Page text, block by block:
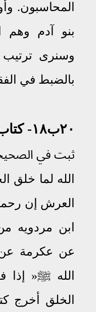
المحاسبون.
بنو آدم وهم
وسنرى
بالضبط في
٢٠ب١٨ -
ثبت في
الله لما خلق
العرش إن
ابن مردويه
عن عكرمة
الله ﷺ« إذا
الخلق أخرج